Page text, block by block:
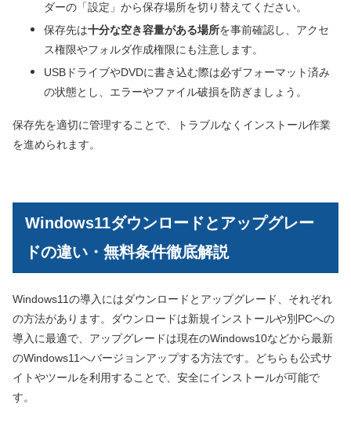
ダーの「設定」から保存場所を切り替えてください。
保存先は十分な空き容量がある場所を事前確認し、アクセ
ス権限やフォルダ作成権限にも注意します。
USBドライブやDVDに書き込む際は必ずフォーマット済み
の状態とし、エラーやファイル破損を防ぎましょう。
保存先を適切に管理することで、トラブルなくインストール作業
を進められます。
Windows11ダウンロードとアップグレー
ドの違い・無料条件徹底解説
Windows11の導入にはダウンロードとアップグレード、それぞれ
の方法があります。ダウンロードは新規インストールや別PCへの
導入に最適で、アップグレードは現在のWindows10などから最新
のWindows11へバージョンアップする方法です。どちらも公式サ
イトやツールを利用することで、安全にインストールが可能で
す。